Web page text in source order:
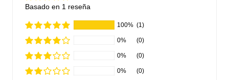
Basado en 1 reseña
100% (1)
0% (0)
0% (0)
0% (0)